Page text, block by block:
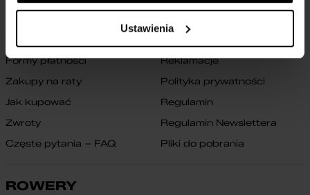
Ustawienia
Formy płatności
Zakupy na raty
Jak kupować
Zwroty
Częste pytania – FAQ
Reklamacje
Polityka prywatności
Regulamin
Regulamin Newslettera
Pliki do pobrania
ROWERY